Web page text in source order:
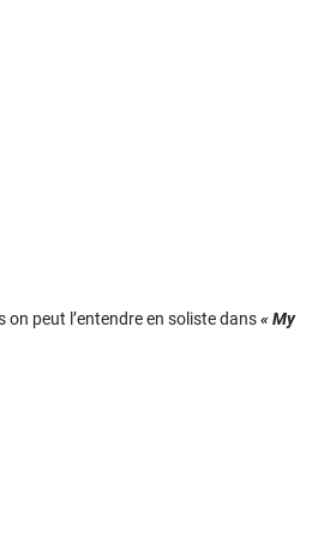
peut l’entendre en soliste dans« My